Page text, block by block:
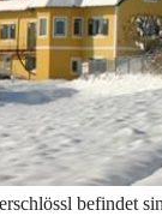
befindet